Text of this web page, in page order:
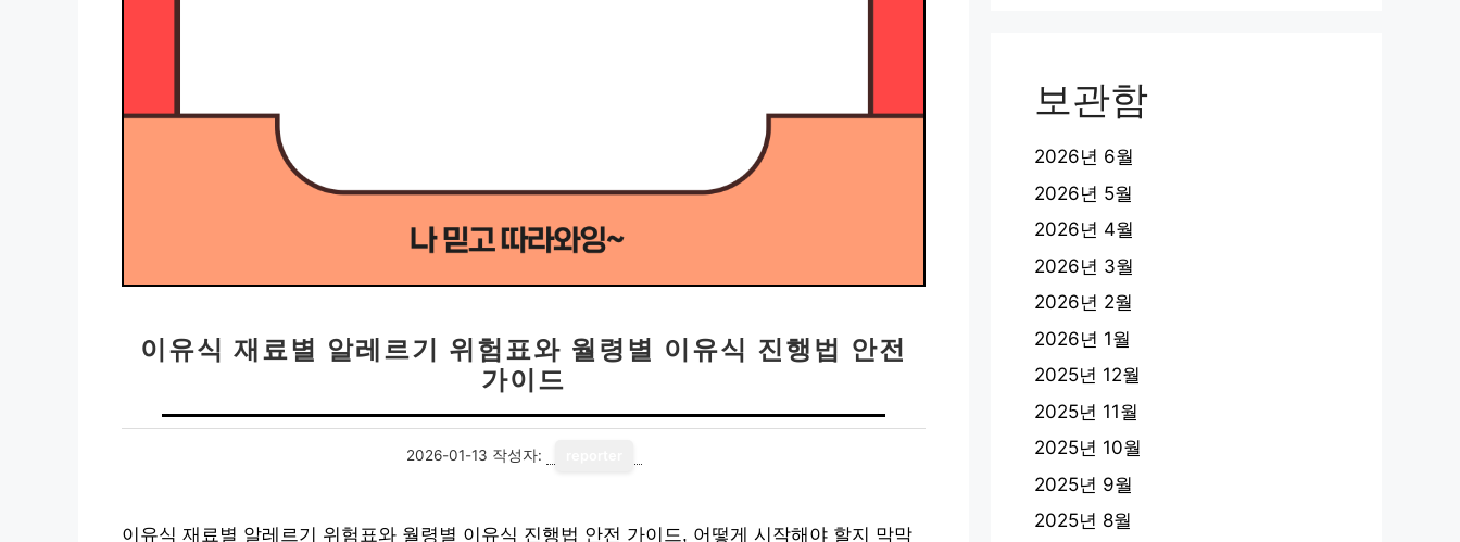
이유식 재료별 알레르기 위험표와 월령별 이유식 진행법 안전
가이드
2026-01-13 작성자:
이유식 재료별 알레르기 위험표와 월령별 이유식 진행법 안전 가이드, 어떻게 시작해야 할지 막막
보관함
2026년 6월
2026년 5월
2026년 4월
2026년 3월
2026년 2월
2026년 1월
2025년 12월
2025년 11월
2025년 10월
2025년 9월
2025년 8월